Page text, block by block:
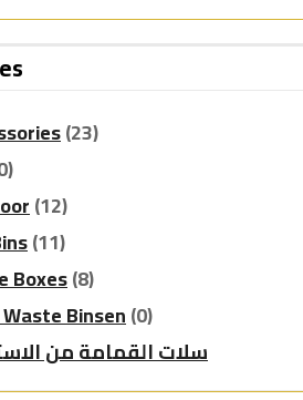
(23)
(12)
(11)
Boxes(8)
Binsen(0)
سلات القمامة من